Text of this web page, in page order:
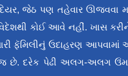
જેઠ પણ તહેવાર ઊજવવા
કોઈ આવે નહીં. ખાસ
ફૅમિલીનું ઉદાહરણ આપવામાં
દરેક પેઢી અલગ-અલગ